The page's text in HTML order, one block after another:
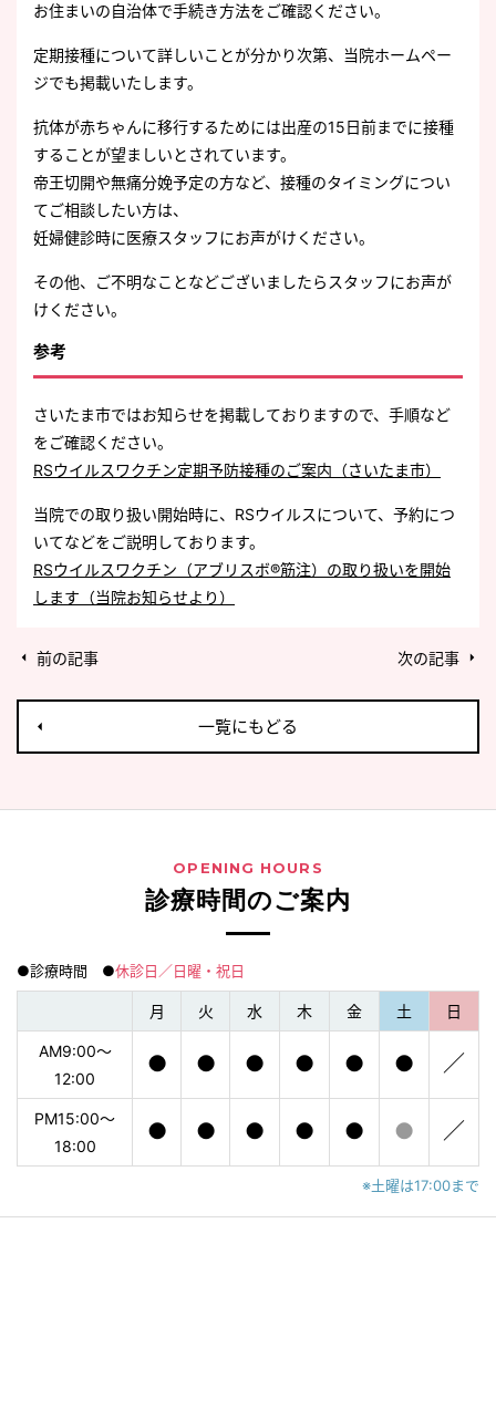
お住まいの自治体で手続き方法をご確認ください。
定期接種について詳しいことが分かり次第、当院ホームペー
ジでも掲載いたします。
抗体が赤ちゃんに移行するためには出産の15日前までに接種
することが望ましいとされています。
帝王切開や無痛分娩予定の方など、接種のタイミングについ
てご相談したい方は、
妊婦健診時に医療スタッフにお声がけください。
その他、ご不明なことなどございましたらスタッフにお声が
けください。
参考
さいたま市ではお知らせを掲載しておりますので、手順など
をご確認ください。
RSウイルスワクチン定期予防接種のご案内（さいたま市）
当院での取り扱い開始時に、RSウイルスについて、予約につ
いてなどをご説明しております。
RSウイルスワクチン（アブリスボ®筋注）の取り扱いを開始
します（当院お知らせより）
前の記事 次の記事
一覧にもどる
OPENING HOURS
診療時間のご案内
●診療時間 ●休診日／日曜・祝日
月 火 水 木 金 土 日
AM9:00〜
12:00
● ● ● ● ● ● ／
PM15:00〜
18:00
● ● ● ● ● ● ／
※土曜は17:00まで